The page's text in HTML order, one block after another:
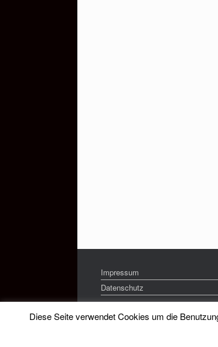
Impressum
Datenschutz
Diese Seite verwendet Cookies um die